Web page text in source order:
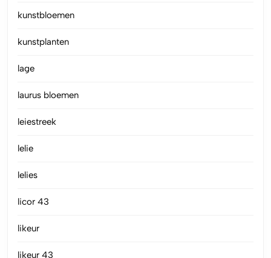
kunstbloemen
kunstplanten
lage
laurus bloemen
leiestreek
lelie
lelies
licor 43
likeur
likeur 43